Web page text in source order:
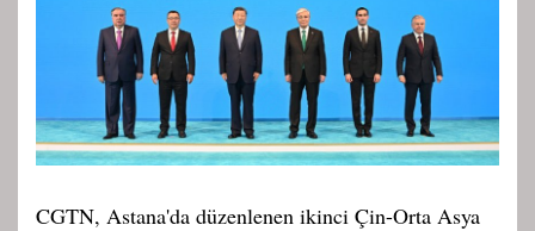
CGTN, Astana'da düzenlenen ikinci Çin-Orta Asya